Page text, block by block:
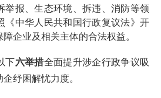
举报、生态环境、拆违、消防等领
《中华人民共和国行政复议法》开
企业及相关主体的合法权益。
下六举措全面提升涉企行政争议吸
纾困解忧力度。